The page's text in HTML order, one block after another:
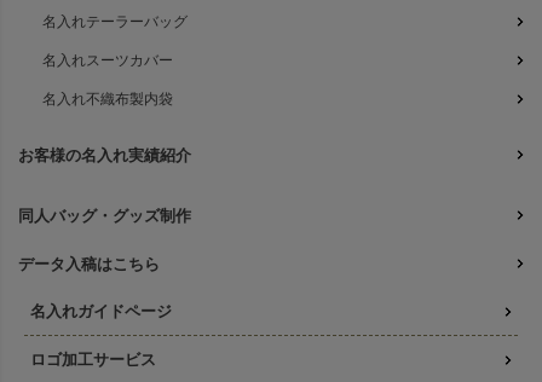
名入れテーラーバッグ
名入れスーツカバー
名入れ不織布製内袋
お客様の名入れ実績紹介
同人バッグ・グッズ制作
データ入稿はこちら
名入れガイドページ
ロゴ加工サービス